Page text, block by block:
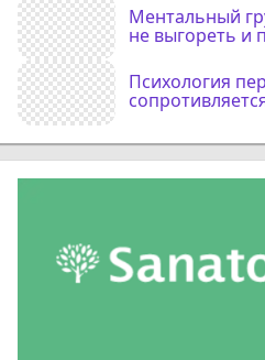
Ментальный
не выгореть и
Психология